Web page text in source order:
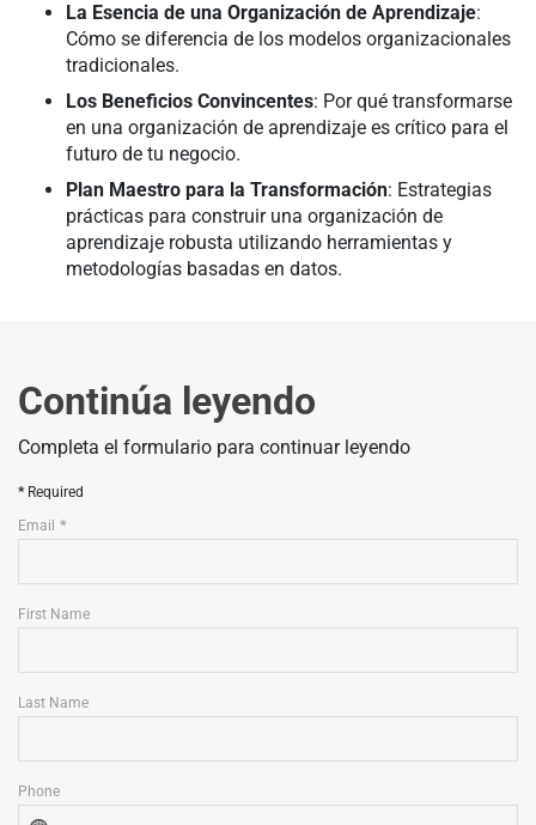
La Esencia de una Organización de Aprendizaje:
Cómo se diferencia de los modelos organizacionales
tradicionales.
Los Beneficios Convincentes: Por qué transformarse
en una organización de aprendizaje es crítico para el
futuro de tu negocio.
Plan Maestro para la Transformación: Estrategias
prácticas para construir una organización de
aprendizaje robusta utilizando herramientas y
metodologías basadas en datos.
Continúa leyendo
Completa el formulario para continuar leyendo
Required
Email
First Name
Last Name
Phone